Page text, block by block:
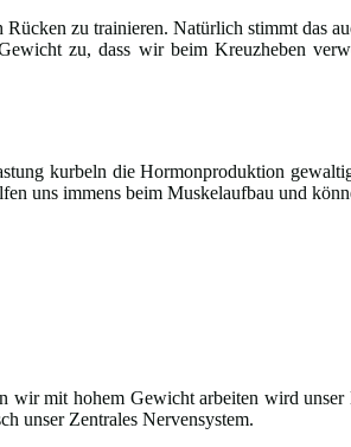
zu trainieren. Natürlich stimmt das
zu, dass wir beim Kreuzheben
kurbeln die Hormonproduktion
uns immens beim Muskelaufbau und
mit hohem Gewicht arbeiten wird
unser Zentrales Nervensystem.